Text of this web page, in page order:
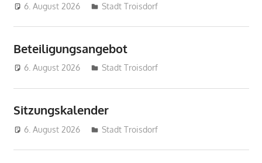
6. August 2026 treffpunkt
Stadt Troisdorf
Beteiligungsangebot
6. August 2026 treffpunkt
Stadt Troisdorf
Sitzungskalender
6. August 2026 treffpunkt
Stadt Troisdorf